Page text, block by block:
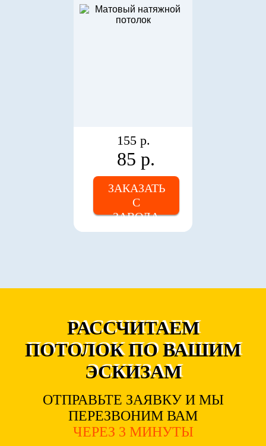
155 р.
85 р.
ЗАКАЗАТЬ
С
ЗАВОДА
РАССЧИТАЕМ
ПОТОЛОК ПО ВАШИМ
ЭСКИЗАМ
ОТПРАВЬТЕ ЗАЯВКУ И МЫ
ПЕРЕЗВОНИМ ВАМ
ЧЕРЕЗ 3 МИНУТЫ